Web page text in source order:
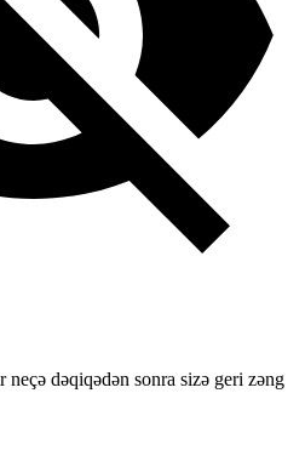
neçə dəqiqədən sonra sizə geri zəng